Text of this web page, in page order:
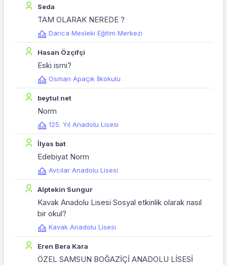
Seda
TAM OLARAK NEREDE ?
Darıca Mesleki Eğitim Merkezi
Hasan Özçifçi
Eski ismi?
Osman Apaçık İlkokulu
beytul net
Norm
125. Yıl Anadolu Lisesi
İlyas bat
Edebiyat Norm
Avcılar Anadolu Lisesi
Alptekin Sungur
Kavak Anadolu Lisesi Sosyal etkinlik olarak nasıl
bir okul?
Kavak Anadolu Lisesi
Eren Bera Kara
ÖZEL SAMSUN BOĞAZİÇİ ANADOLU LİSESİ